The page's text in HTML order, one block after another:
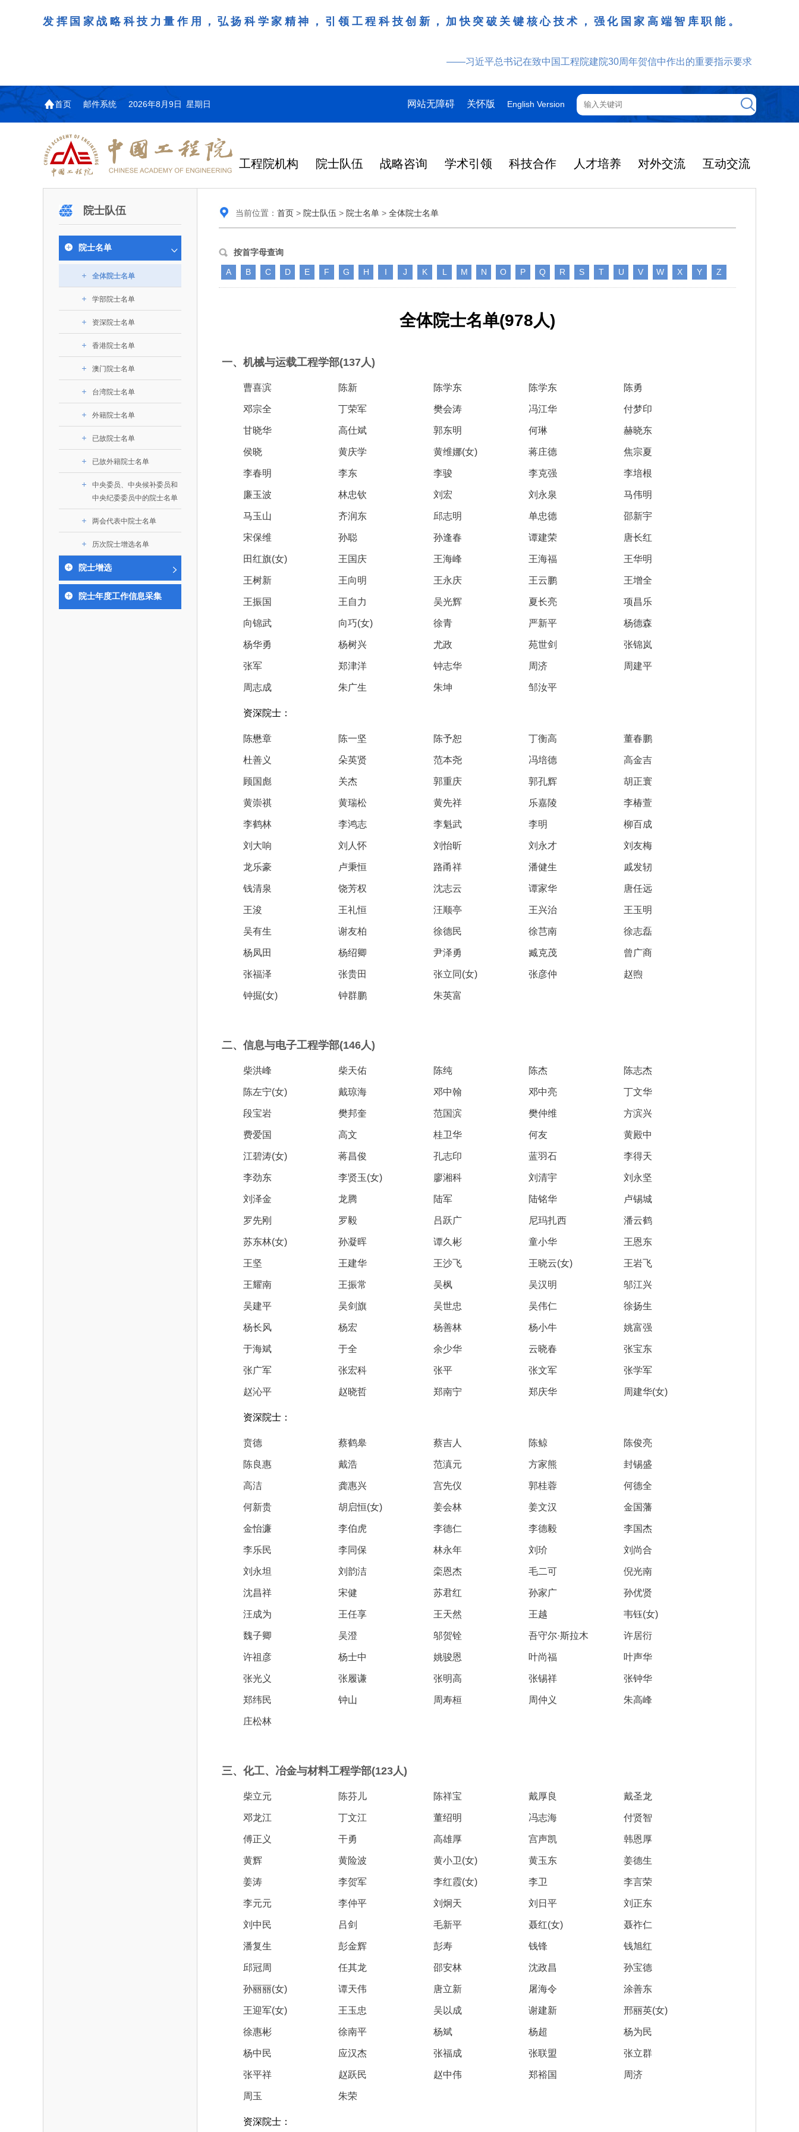
希望两院院士作为科技界杰出代表，冲锋在前、勇挑重担，当好科技前沿的开拓者、重大任务的担纲者、青年人才成长的
——习近平总书记在全国科技大会、国家科学技术奖励大会、两院院士大会上的讲话
首页 邮件系统 2026年8月9日 星期日 网站无障碍 关怀版 English Version
工程院机构
院长-张玉卓 副院长-张军 副院长-陈杰 副院长-李仲平
机构图 院领导
各学部常委会 内设机构
院士队伍
978人
393人
资深院士名单
7人
香港院士名单
3人
学部院士名单 978人
信息与电子工程学部
化工、冶金与材料工程学部
123 人
土木、水利与建筑工程学部
135人
工程管理学部(85人,其中79 人为跨学部院士)
外籍院士名单 145人
纪委委员中的院士名单
已故外籍院士名单
战略咨询
中国工程院是中国工程科学技术界最高荣誉
性、咨询性学术机构。组织院士开展战略咨询研
究，为国家决策提供支撑服务是中国工程院的主要
职能和中心工作之一。
化科技战略咨询，提升国家创新体系整体效能。中
国工程院以习近平新时代中国特色社会主义思想为
指导，按照党中央、国务院战略部署，坚持“服务决
策、适度超前”，坚持以科学咨询支撑科学决策，坚
国家高端智库建设试点工作，为提升我国科技创新
能力、强化关键核心技术攻关、加快建设创新型国
家、支撑经济社会高质量发展、实现中华民族伟大
复兴的中国梦，提供科技智力支撑。
合国民经济和社会发展规划、计划，组织研究工程
科学技术领域的重大、关键性问题，接受政府、地
方、行业等的委托，对重大工程科学技术发展规
划、计划、方案及其实施等提供咨询意见。
“耦合可再生能源的煤炭清洁高效利用战略研究”重点项目启动会在徐州召开 2026-07-27
“深部地热多资源协同开发战略研究”重大项目成果交流会在京召开 2026-07-20
“我国智能生物制造发展战略研究” 重大项目启动会在京召开
中国工程院关于印发《中国工程院咨询项目依托单位的管理规定》的通知 2025-12-08
中国工程院关于印发《中国工程院科技战略咨询项目管理办法》的通知 2025-12-08
学术引领
医药卫生学部学术报告会在京举行
为深入贯彻落实习近平总书记在国家科学技术
奖励大会、两院院士大会、中国科协第十一次
全国代表大会上的重要讲话精神，充分发挥学
术引领作用，2026年7月10日下午，中国工程
行。6位院士做报告，50余位院士参加报告
2026年中国工程科技论坛在京举行
第十五届化工、冶金与材料工程学术会议在广州召开 2026-04-14
中国工程院工程科技学术研讨会——细胞治疗学术会议在京召开
证报告（Journal Citation Rreports，JC
R）。中国工程院主管的Engineering系列期
刊群再创佳绩，包括Engineering主刊在内的
ring影响因子达到12.2，在全球工程综合类17
8本期刊中排名第3。Engineering为中国工程
业工程、土木水利与建筑工程、环境与轻纺工
程、农业、医药卫生、工程管理、气候与可持
续工程等十大领域。
中国工程院发布：2025年度全球工程前沿
Engineering 2025年11月刊目录 卫星互联网组网理论与关键技术专题
科技合作
江西研究院组织召开省校产
7月9日，中国工程科技发展战略
江西研究院（以下简称“江西研
究院”）联合江西省科技成果转
移转化中心，组织江西省相关地
办产学研合作交流会。北京化工
江西省科学院党组成员、副院长
出席会议。
2026-03-24
2026-03-04
略湖北研究院（以下简称“湖北
研究院”）学术委员会会议暨项
目评审会在武汉召开。湖北研究
院士、中国科学院院士李德仁主
持会议。湖北研究院名誉院长、
协副主席孙建刚，武汉市科协副
主席雷萍等院士专家共同组成评
湖南省“十五五”科技创新总体规划研究等项目结题会在京召开 2026-02-06
江西打造炼化一体化和化工新材料先进制造业集群路径研究通过综合绩效评价
智汇云岭药乡 赋能产业振兴
程院云岭中药材院士行在昆明、
普洱成功举行。中国工程院张伯
礼、朱有勇、王广基、朱兆云、
中国工程院院士赣南行在江西赣州举办
人才培养
中国工程院教育委员会以习近平新时代中国特
色社会主义思想为指导，深入贯彻落实党的二十大
和二十届历次全会精神，按照全国教育大会和中央
人才工作会议有关部署要求，切实履行教育委员会
各项职能，发挥工程教育领域国家高端智库作用，
为一体推进教育科技人才发展，统筹建设教育强
国、科技强国、人才强国提供支撑。主要任务有：
一是贯彻落实习近平总书记重要指示批示精神
策部署，充分发挥高端智库作用，组织院士、专家
开展与工程教育（包括工、农、医科）有关的咨询
研究，为党和国家决策提出咨询意见和建议。
二是加强同教育界、产业界和科技界的联系，
促进工程教育与经济建设紧密结合，促进工程技术
三是积极推动我国继续工程教育的发展及其体
系的建立和完善，促进院校工程教育与继续工程教
育有机结合。
四是加强工程教育的学术研究、宣传和科普工
作，提高工程教育和工程科技在国民意识中的地
位。
“农林类‘双一流’高校教育科技人才一体化发展战略实施路径与效能评价研究”项目启动会在昆明召开 2026-07-29
“国家集成电路学院的体制机制研究”咨询项目中期研讨会成功举办 2026-05-21
“建设国家交叉学科中心实施路径研究” 咨询项目启动会在京召开
光华工程科技奖历届获奖人员名单
第十六届光华工程科技奖大事记
第九届光华工程科技奖大事记
对外交流
第29届中日韩工程院圆桌会
2026年7月23日，第29届中日韩
工程院圆桌会议在韩国首尔成功
举行。本届会议由韩国工程院轮
值主办，三国工程院院士及代表
国际关系委员会主席朴宰佑院
长（主持工作）丁宁、日本工程
际合作战略咨询项目“近地小行
星防御与利用战略研究”启动会
在京召开。中国工程院副院长李
负责人吴伟仁院士主持会议。费
爱国、童小华、邓宗全、黄殿中
国工程院国际合作局有关同志近
50人参加会议。
2026-07-27
2026-07-20
香港工程师学会交流团访问我院 2026-05-03 “中韩海洋经济与可持续发展合作研究”项目推进会召开
互动交流
院士队伍
院士名单
全体院士名单
学部院士名单
资深院士名单
香港院士名单
澳门院士名单
台湾院士名单
外籍院士名单
已故院士名单
已故外籍院士名单
中央委员、中央候补委员和
中央纪委委员中的院士名单
两会代表中院士名单
历次院士增选名单
院士增选
院士年度工作信息采集
当前位置： 首页 > 院士队伍 > 院士名单 > 全体院士名单
按首字母查询
A B C D E F G H I J K L M N O P Q R S T U V W X Y Z
全体院士名单(978人)
一、机械与运载工程学部(137人)
曹喜滨 陈新 陈学东 陈学东 陈勇
邓宗全 丁荣军 樊会涛 冯江华 付梦印
甘晓华 高仕斌 郭东明 何琳 赫晓东
侯晓 黄庆学 黄维娜(女) 蒋庄德 焦宗夏
李春明 李东 李骏 李克强 李培根
廉玉波 林忠钦 刘宏 刘永泉 马伟明
马玉山 齐润东 邱志明 单忠德 邵新宇
宋保维 孙聪 孙逢春 谭建荣 唐长红
田红旗(女) 王国庆 王海峰 王海福 王华明
王树新 王向明 王永庆 王云鹏 王增全
王振国 王自力 吴光辉 夏长亮 项昌乐
向锦武 向巧(女) 徐青 严新平 杨德森
杨华勇 杨树兴 尤政 苑世剑 张锦岚
张军 郑津洋 钟志华 周济 周建平
周志成 朱广生 朱坤 邹汝平
资深院士：
陈懋章 陈一坚 陈予恕 丁衡高 董春鹏
杜善义 朵英贤 范本尧 冯培德 高金吉
顾国彪 关杰 郭重庆 郭孔辉 胡正寰
黄崇祺 黄瑞松 黄先祥 乐嘉陵 李椿萱
李鹤林 李鸿志 李魁武 李明 柳百成
刘大响 刘人怀 刘怡昕 刘永才 刘友梅
龙乐豪 卢秉恒 路甬祥 潘健生 戚发轫
钱清泉 饶芳权 沈志云 谭家华 唐任远
王浚 王礼恒 汪顺亭 王兴治 王玉明
吴有生 谢友柏 徐德民 徐芑南 徐志磊
杨凤田 杨绍卿 尹泽勇 臧克茂 曾广商
张福泽 张贵田 张立同(女) 张彦仲 赵煦
钟掘(女) 钟群鹏 朱英富
二、信息与电子工程学部(146人)
柴洪峰 柴天佑 陈纯 陈杰 陈志杰
陈左宁(女) 戴琼海 邓中翰 邓中亮 丁文华
段宝岩 樊邦奎 范国滨 樊仲维 方滨兴
费爱国 高文 桂卫华 何友 黄殿中
江碧涛(女) 蒋昌俊 孔志印 蓝羽石 李得天
李劲东 李贤玉(女) 廖湘科 刘清宇 刘永坚
刘泽金 龙腾 陆军 陆铭华 卢锡城
罗先刚 罗毅 吕跃广 尼玛扎西 潘云鹤
苏东林(女) 孙凝晖 谭久彬 童小华 王恩东
王坚 王建华 王沙飞 王晓云(女) 王岩飞
王耀南 王振常 吴枫 吴汉明 邬江兴
吴建平 吴剑旗 吴世忠 吴伟仁 徐扬生
杨长风 杨宏 杨善林 杨小牛 姚富强
于海斌 于全 余少华 云晓春 张宝东
张广军 张宏科 张平 张文军 张学军
赵沁平 赵晓哲 郑南宁 郑庆华 周建华(女)
资深院士：
贲德 蔡鹤皋 蔡吉人 陈鲸 陈俊亮
陈良惠 戴浩 范滇元 方家熊 封锡盛
高洁 龚惠兴 宫先仪 郭桂蓉 何德全
何新贵 胡启恒(女) 姜会林 姜文汉 金国藩
金怡濂 李伯虎 李德仁 李德毅 李国杰
李乐民 李同保 林永年 刘玠 刘尚合
刘永坦 刘韵洁 栾恩杰 毛二可 倪光南
沈昌祥 宋健 苏君红 孙家广 孙优贤
汪成为 王任享 王天然 王越 韦钰(女)
魏子卿 吴澄 邬贺铨 吾守尔·斯拉木 许居衍
许祖彦 杨士中 姚骏恩 叶尚福 叶声华
张光义 张履谦 张明高 张锡祥 张钟华
郑纬民 钟山 周寿桓 周仲义 朱高峰
庄松林
三、化工、冶金与材料工程学部(123人)
柴立元 陈芬儿 陈祥宝 戴厚良 戴圣龙
邓龙江 丁文江 董绍明 冯志海 付贤智
傅正义 干勇 高雄厚 宫声凯 韩恩厚
黄辉 黄险波 黄小卫(女) 黄玉东 姜德生
姜涛 李贺军 李红霞(女) 李卫 李言荣
李元元 李仲平 刘炯天 刘日平 刘正东
刘中民 吕剑 毛新平 聂红(女) 聂祚仁
潘复生 彭金辉 彭寿 钱锋 钱旭红
邱冠周 任其龙 邵安林 沈政昌 孙宝德
孙丽丽(女) 谭天伟 唐立新 屠海令 涂善东
王迎军(女) 王玉忠 吴以成 谢建新 邢丽英(女)
徐惠彬 徐南平 杨斌 杨超 杨为民
杨中民 应汉杰 张福成 张联盟 张立群
张平祥 赵跃民 赵中伟 郑裕国 周济
周玉 朱荣
资深院士：